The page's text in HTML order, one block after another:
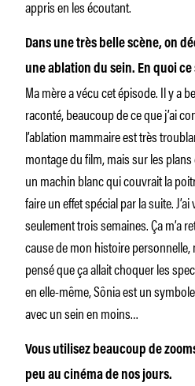
appris en les écoutant.
Dans une très belle scène, on
une ablation du sein. En quoi
Ma mère a vécu cet épisode. Il y a
raconté, beaucoup de ce que j’ai
l’ablation mammaire est très
montage du film, mais sur les
un machin blanc qui couvrait la
faire un effet spécial par la suite.
seulement trois semaines. Ça m’a
cause de mon histoire personnelle,
pensé que ça allait choquer les
en elle-même, Sônia est un
avec un sein en moins…
Vous utilisez beaucoup de
peu au cinéma de nos jours.